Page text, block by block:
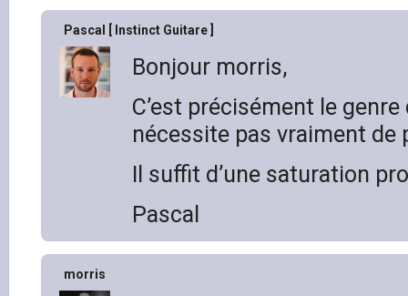
Pascal [ Instinct Guitare ]
Bonjour morris,
C’est précisément le
nécessite pas vraiment de
Il suffit d’une saturation
Pascal
morris